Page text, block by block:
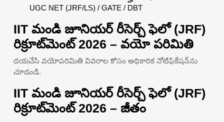
UGC NET (JRF/LS) / GATE / DBT
IIT మండి జూనియర్ రీసెర్చ్ ఫెలో (JRF)
రిక్రూట్‌మెంట్ 2026 – వయో పరిమితి
దయచేసి వయోపరిమితి వివరాల కోసం అధికారిక నోటిఫికేషన్‌ను
చూడండి.
IIT మండి జూనియర్ రీసెర్చ్ ఫెలో (JRF)
రిక్రూట్‌మెంట్ 2026 – జీతం